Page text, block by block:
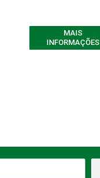
MAIS
INFORMAÇÕES